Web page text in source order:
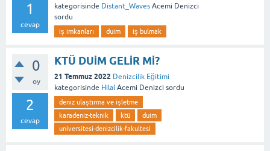
1
cevap
kategorisinde Distant_Waves Acemi Denizci
sordu
iş imkanları duim iş bulmak
0
oy
2
cevap
KTÜ DUİM GELİR Mİ?
21 Temmuz 2022 Denizcilik Eğitimi
kategorisinde Hilal Acemi Denizci sordu
deniz ulaştırma ve işletme
karadeniz-teknik
ktü
duim
universitesi-denizcilik-fakultesi